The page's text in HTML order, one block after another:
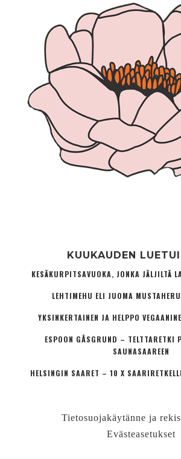
KUUKAUDEN
KESÄKURPITSAVUOKA, JONKA JÄLJILTÄ
LEHTIMEHU ELI JUOMA
YKSINKERTAINEN JA HELPPO
ESPOON GÅSGRUND – TELTTARETKI
SAUNASAAREEN
HELSINGIN SAARET – 10 X
Tietosuojakäytänne ja
Evästeasetukset